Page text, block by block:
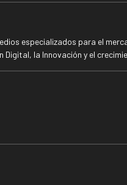
especializados para el
la Innovación y el